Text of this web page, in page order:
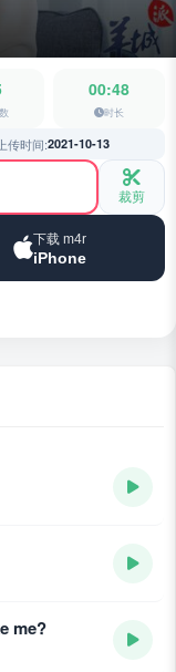
00:48
时长
传时间:2021-10-13
裁剪
下载 m4r
iPhone
me?